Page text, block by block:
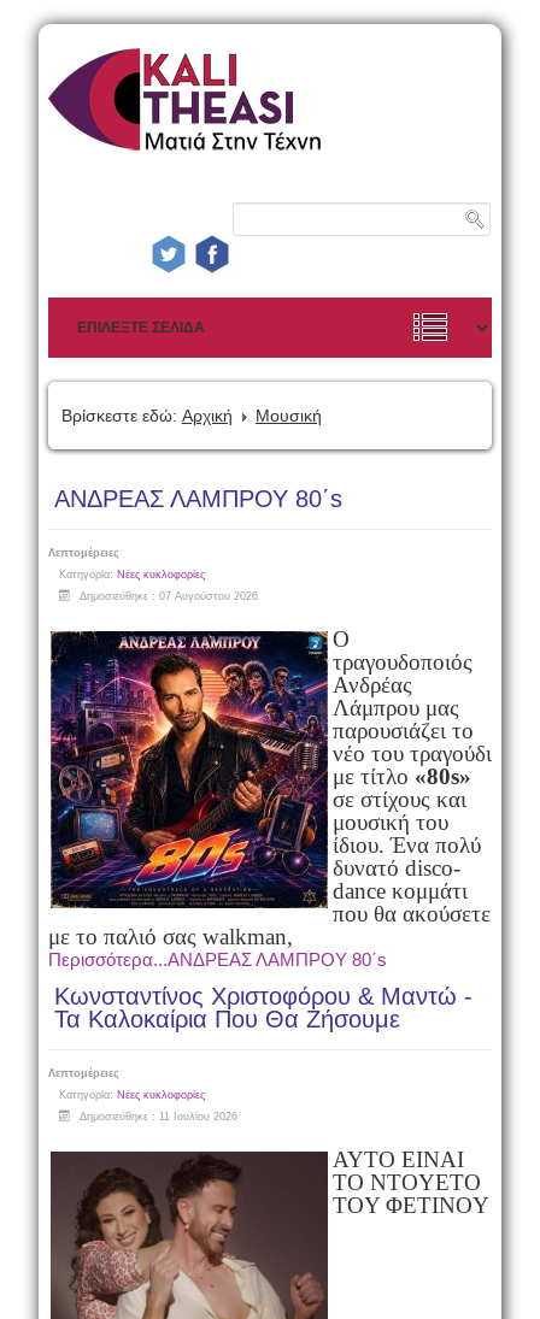
Βρίσκεστε εδώ: Αρχική Μουσική
ΑΝΔΡΕΑΣ ΛΑΜΠΡΟΥ 80΄s
Λεπτομέρειες
Κατηγορία: Νέες κυκλοφορίες
Δημοσιεύθηκε : 07 Αυγούστου 2026
Ο
τραγουδοποιός
Ανδρέας
Λάμπρου μας
παρουσιάζει το
νέο του τραγούδι
με τίτλο «80s»
σε στίχους και
μουσική του
ίδιου. Ένα πολύ
δυνατό disco-
dance κομμάτι
που θα ακούσετε
με το παλιό σας walkman,
Περισσότερα...ΑΝΔΡΕΑΣ ΛΑΜΠΡΟΥ 80΄s
Κωνσταντίνος Χριστοφόρου & Μαντώ -
Τα Καλοκαίρια Που Θα Ζήσουμε
Λεπτομέρειες
Κατηγορία: Νέες κυκλοφορίες
Δημοσιεύθηκε : 11 Ιουλίου 2026
AYTO EINAI
TO NTOYETO
TOY ΦETINOY